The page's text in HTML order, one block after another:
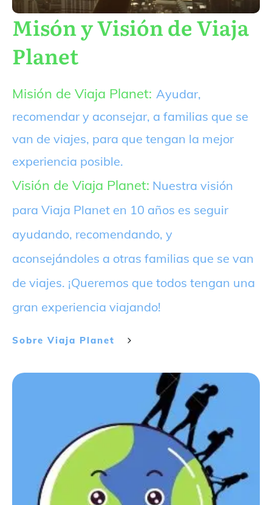
Misón y Visión de Viaja
Planet
Misión de Viaja Planet: Ayudar,
recomendar y aconsejar, a familias que se
van de viajes, para que tengan la mejor
experiencia posible.
Visión de Viaja Planet: Nuestra visión
para Viaja Planet en 10 años es seguir
ayudando, recomendando, y
aconsejándoles a otras familias que se van
de viajes. ¡Queremos que todos tengan una
gran experiencia viajando!
Sobre Viaja Planet